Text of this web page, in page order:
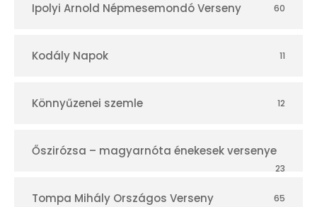
Ipolyi Arnold Népmesemondó Verseny 60
Kodály Napok 11
Könnyűzenei szemle 12
Őszirózsa – magyarnóta énekesek versenye
23
Tompa Mihály Országos Verseny 65